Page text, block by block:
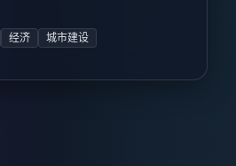
经济 城市建设